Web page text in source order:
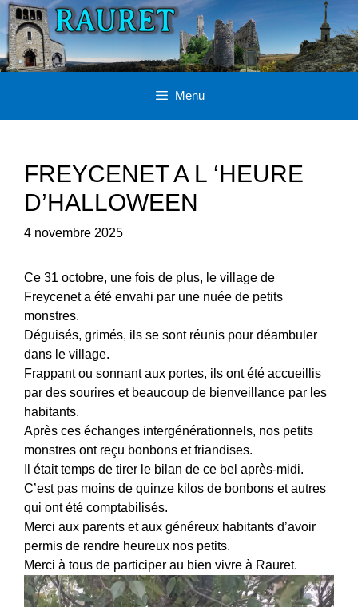
Aller
au
contenu
Menu
FREYCENET A L ‘HEURE
D’HALLOWEEN
4 novembre 2025
Ce 31 octobre, une fois de plus, le village de
Freycenet a été envahi par une nuée de petits
monstres.
Déguisés, grimés, ils se sont réunis pour déambuler
dans le village.
Frappant ou sonnant aux portes, ils ont été accueillis
par des sourires et beaucoup de bienveillance par les
habitants.
Après ces échanges intergénérationnels, nos petits
monstres ont reçu bonbons et friandises.
Il était temps de tirer le bilan de ce bel après-midi.
C’est pas moins de quinze kilos de bonbons et autres
qui ont été comptabilisés.
Merci aux parents et aux généreux habitants d’avoir
permis de rendre heureux nos petits.
Merci à tous de participer au bien vivre à Rauret.